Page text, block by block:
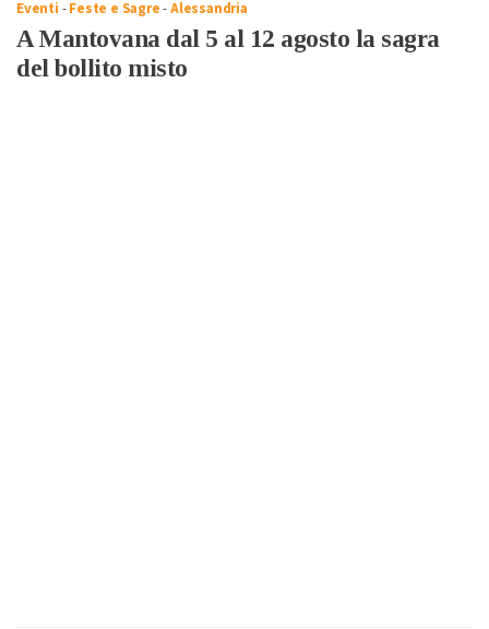
Eventi -Feste e Sagre-Alessandria
A Mantovana dal 5 al 12 agosto la sagra
del bollito misto